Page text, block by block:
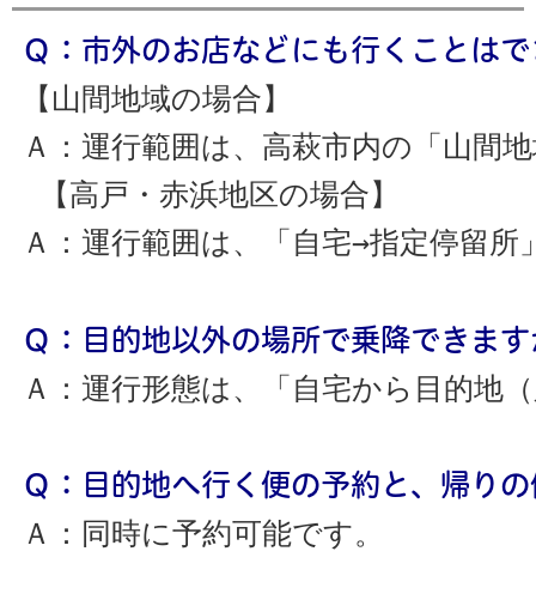
Ｑ：市外のお店などにも行くことは
【山間地域の場合】
Ａ：運行範囲は、高萩市内の「山間
【高戸・赤浜地区の場合】
Ａ：運行範囲は、「自宅→指定停留
Ｑ：目的地以外の場所で乗降できます
Ａ：運行形態は、「自宅から目的地
Ｑ：目的地へ行く便の予約と、帰り
Ａ：同時に予約可能です。